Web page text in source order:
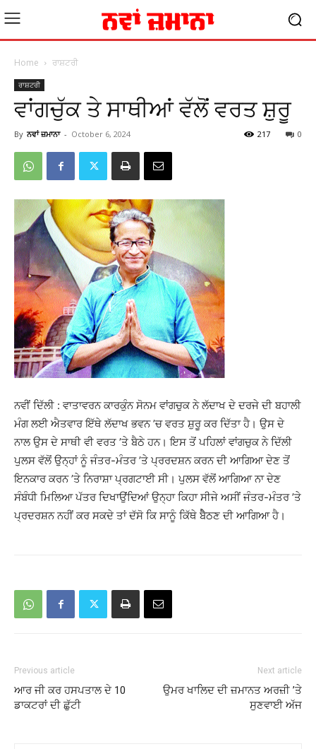
Home ਰਾਸ਼ਟਰੀ
ਰਾਸ਼ਟਰੀ
ਵਾਂਗਚੁੱਕ ਤੇ ਸਾਥੀਆਂ ਵੱਲੋਂ ਵਰਤ ਸ਼ੁਰੂ
By ਨਵਾਂ ਜ਼ਮਾਨਾ - October 6, 2024 0
217
ਨਵੀਂ ਦਿੱਲੀ : ਵਾਤਾਵਰਨ ਕਾਰਕੁੰਨ ਸੋਨਮ ਵਾਂਗਚੁਕ ਨੇ ਲੱਦਾਖ ਦੇ ਦਰਜੇ ਦੀ ਬਹਾਲੀ
ਮੰਗ ਲਈ ਐਤਵਾਰ ਇੱਥੇ ਲੱਦਾਖ ਭਵਨ ’ਚ ਵਰਤ ਸ਼ੁਰੂ ਕਰ ਦਿੱਤਾ ਹੈ। ਉਸ ਦੇ
ਨਾਲ ਉਸ ਦੇ ਸਾਥੀ ਵੀ ਵਰਤ ’ਤੇ ਬੈਠੇ ਹਨ। ਇਸ ਤੋਂ ਪਹਿਲਾਂ ਵਾਂਗਚੁਕ ਨੇ ਦਿੱਲੀ
ਪੁਲਸ ਵੱਲੋਂ ਉਨ੍ਹਾਂ ਨੂੰ ਜੰਤਰ-ਮੰਤਰ ’ਤੇ ਪ੍ਰਰਦਸ਼ਨ ਕਰਨ ਦੀ ਆਗਿਆ ਦੇਣ ਤੋਂ
ਇਨਕਾਰ ਕਰਨ ’ਤੇ ਨਿਰਾਸ਼ਾ ਪ੍ਰਗਟਾਈ ਸੀ। ਪੁਲਸ ਵੱਲੋਂ ਆਗਿਆ ਨਾ ਦੇਣ
ਸੰਬੰਧੀ ਮਿਲਿਆ ਪੱਤਰ ਦਿਖਾਉਂਦਿਆਂ ਉਨ੍ਹਾ ਕਿਹਾ ਸੀਜੇ ਅਸੀਂ ਜੰਤਰ-ਮੰਤਰ ’ਤੇ
ਪ੍ਰਦਰਸ਼ਨ ਨਹੀਂ ਕਰ ਸਕਦੇ ਤਾਂ ਦੱਸੋ ਕਿ ਸਾਨੂੰ ਕਿੱਥੇ ਬੈੈਠਣ ਦੀ ਆਗਿਆ ਹੈ।
Previous article
ਆਰ ਜੀ ਕਰ ਹਸਪਤਾਲ ਦੇ 10
ਡਾਕਟਰਾਂ ਦੀ ਛੁੱਟੀ
Next article
ਉਮਰ ਖਾਲਿਦ ਦੀ ਜ਼ਮਾਨਤ ਅਰਜ਼ੀ ’ਤੇ
ਸੁਣਵਾਈ ਅੱਜ